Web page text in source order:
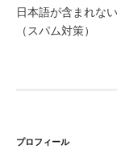
日本語が含まれな
（スパム対策）
プロフィール